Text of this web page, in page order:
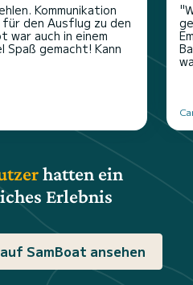
Kommunikation
den Ausflug zu den
war auch in einem
gemacht! Kann
hatten ein
Erlebnis
SamBoat ansehen